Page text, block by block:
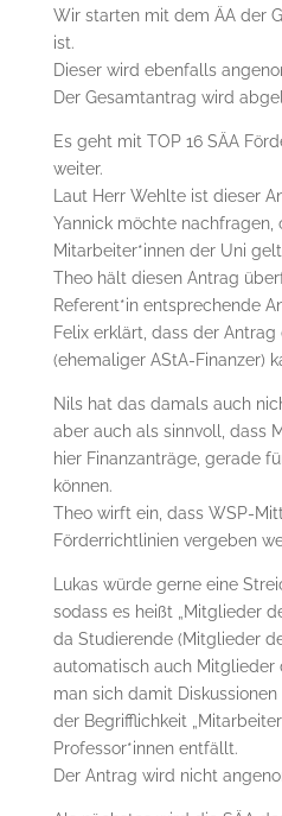
Wir starten mit dem ÄA der
ist.
Dieser wird ebenfalls
Der Gesamtantrag wird
Es geht mit TOP 16 SÄA
weiter.
Laut Herr Wehlte ist dieser
Yannick möchte nachfragen,
Mitarbeiter*innen der Uni
Theo hält diesen Antrag
Referent*in entsprechende
Felix erklärt, dass der Antrag
(ehemaliger AStA-Finanzer)
Nils hat das damals auch
aber auch als sinnvoll, dass
hier Finanzanträge, gerade
können.
Theo wirft ein, dass WSP-
Förderrichtlinien vergeben
Lukas würde gerne eine
sodass es heißt „Mitglieder
da Studierende (Mitglieder
automatisch auch Mitglieder
man sich damit
der Begrifflichkeit
Professor*innen entfällt.
Der Antrag wird nicht